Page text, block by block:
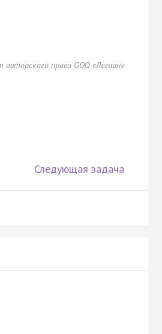
авторского права ООО «Легион»
Следующая задача